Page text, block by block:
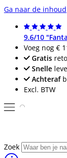
Ga naar de inhoud
9.6/10
Voeg nog €
Gratis
Snelle
Achteraf
Excl. BTW
Zoek